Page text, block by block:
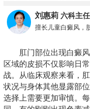
刘惠莉 六科主任
擅长儿童白癜风，
肛门部位出现白癜
区域的皮损不仅影响日
战。从临床观察来看，
状况与身体其他显露部
选择上需要更加审慎。